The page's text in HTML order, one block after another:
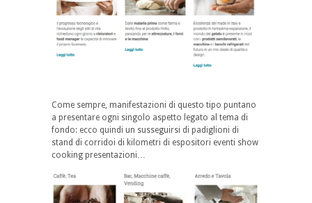
Come sempre, manifestazioni di questo tipo puntano
a presentare ogni singolo aspetto legato al tema di
fondo: ecco quindi un susseguirsi di padiglioni di
stand di corridoi di kilometri di espositori eventi show
cooking presentazioni…